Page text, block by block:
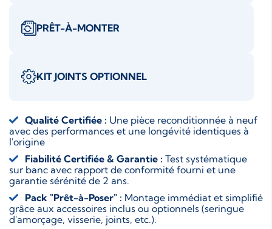
PRÊT-À-MONTER
KIT JOINTS OPTIONNEL
Qualité Certifiée : Une pièce reconditionnée à neuf
avec des performances et une longévité identiques à
l'origine
Fiabilité Certifiée & Garantie : Test systématique
sur banc avec rapport de conformité fourni et une
garantie sérénité de 2 ans.
Pack "Prêt-à-Poser" : Montage immédiat et simplifié
grâce aux accessoires inclus ou optionnels (seringue
d'amorçage, visserie, joints, etc.).